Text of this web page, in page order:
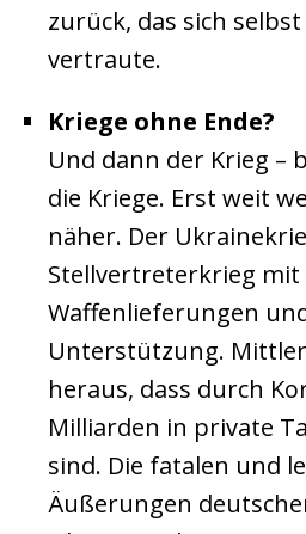
zurück, das sich
vertraute.
Kriege ohne Ende?
Und dann der Krieg –
die Kriege. Erst weit
näher. Der
Stellvertreterkrieg mit
Waffenlieferungen
Unterstützung.
heraus, dass durch
Milliarden in private
sind. Die fatalen und
Äußerungen